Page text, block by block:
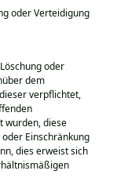
oder Verteidigung
oder
dem
verpflichtet,
wurden, diese
Einschränkung
dies erweist sich